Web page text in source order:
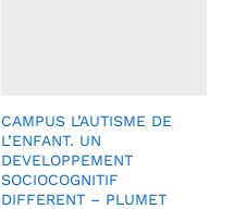
CAMPUS L’AUTISME DE
L’ENFANT. UN
DEVELOPPEMENT
SOCIOCOGNITIF
DIFFERENT – PLUMET